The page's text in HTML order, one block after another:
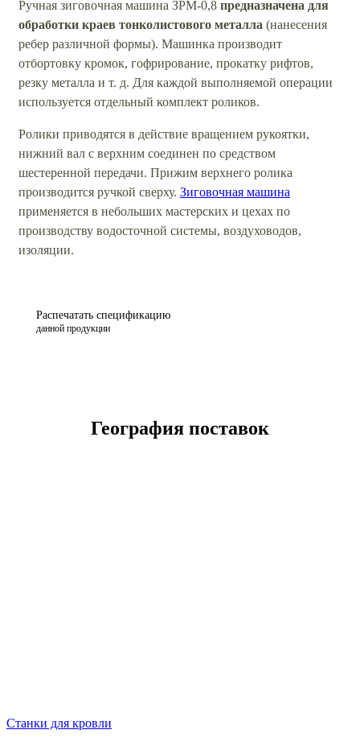
Ручная зиговочная машина ЗРМ-0,8 предназначена для
обработки краев тонколистового металла (нанесения
ребер различной формы). Машинка производит
отбортовку кромок, гофрирование, прокатку рифтов,
резку металла и т. д. Для каждой выполняемой операции
используется отдельный комплект роликов.
Ролики приводятся в действие вращением рукоятки,
нижний вал с верхним соединен по средством
шестеренной передачи. Прижим верхнего ролика
производится ручкой сверху. Зиговочная машина
применяется в небольших мастерских и цехах по
производству водосточной системы, воздуховодов,
изоляции.
Распечатать спецификацию
данной продукции
География поставок
Станки для кровли